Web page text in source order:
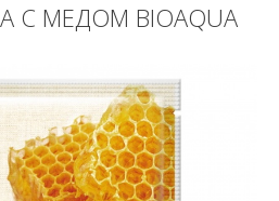
С МЕДОМ BIOAQUA